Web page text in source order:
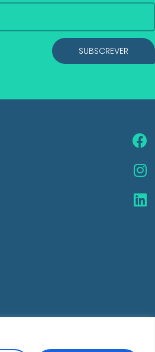
SUBSCREVER